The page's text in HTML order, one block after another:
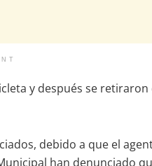
y después se
debido a que el
han denunciado